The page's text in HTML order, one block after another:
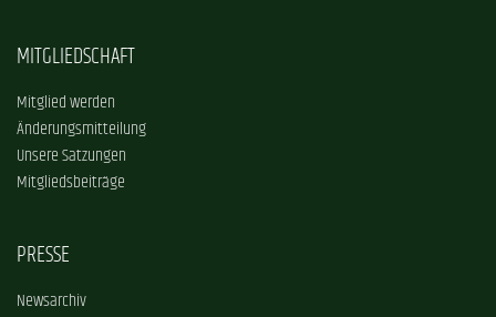
MITGLIEDSCHAFT
Mitglied werden
Änderungsmitteilung
Unsere Satzungen
Mitgliedsbeiträge
PRESSE
Newsarchiv